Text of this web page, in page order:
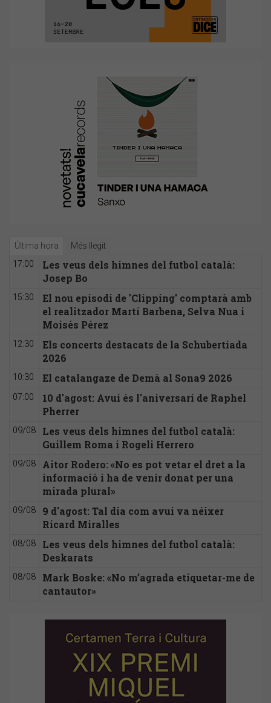
Última hora Més llegit
17:00
Les veus dels himnes del futbol català:
Josep Bo
15:30
El nou episodi de 'Clipping' comptarà amb
el realitzador Martí Barbena, Selva Nua i
Moisés Pérez
12:30
Els concerts destacats de la Schubertíada
2026
10:30 El catalangaze de Demà al Sona9 2026
07:00
10 d'agost: Avui és l'aniversari de Raphel
Pherrer
09/08
Les veus dels himnes del futbol català:
Guillem Roma i Rogeli Herrero
09/08
Aitor Rodero: «No es pot vetar el dret a la
informació i ha de venir donat per una
mirada plural»
09/08
9 d'agost: Tal dia com avui va néixer
Ricard Miralles
08/08
Les veus dels himnes del futbol català:
Deskarats
08/08
Mark Boske: «No m’agrada etiquetar-me de
cantautor»